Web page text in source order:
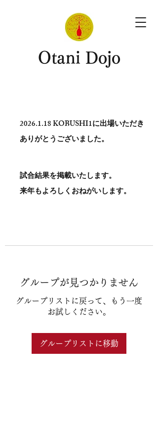
​Otani Dojo
2026.1.18KOBUSHI1に出場いただき
ありがとう​ございました。
試合結果を掲載いたします。
​来年もよろしくおねがいします。
グループが見つかりません
グループリストに戻って、もう一度
お試しください。
グループリストに移動